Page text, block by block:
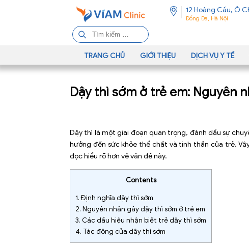
12 Hoàng Cầu, Ô
Đống Đa, Hà Nội
ì
m
k
ế
o
:
TRANG CHỦ GIỚI THIỆU DỊCH VỤ Y TẾ
Dậy thì sớm ở trẻ em: Nguyên
Dậy thì là một giai đoạn quan trọng, đánh dấu sự
hưởng đến sức khỏe thể chất và tinh thần của trẻ.
đọc hiểu rõ hơn về vấn đề này.
Contents
1.Định nghĩa dậy thì sớm
2. Nguyên nhân gây dậy thì sớm ở trẻ em
3. Các dấu hiệu nhận biết trẻ dậy thì sớm
4. Tác động của dậy thì sớm